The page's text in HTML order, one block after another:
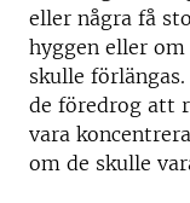
eller några få
hyggen eller
skulle
de föredrog att
vara
om de skulle